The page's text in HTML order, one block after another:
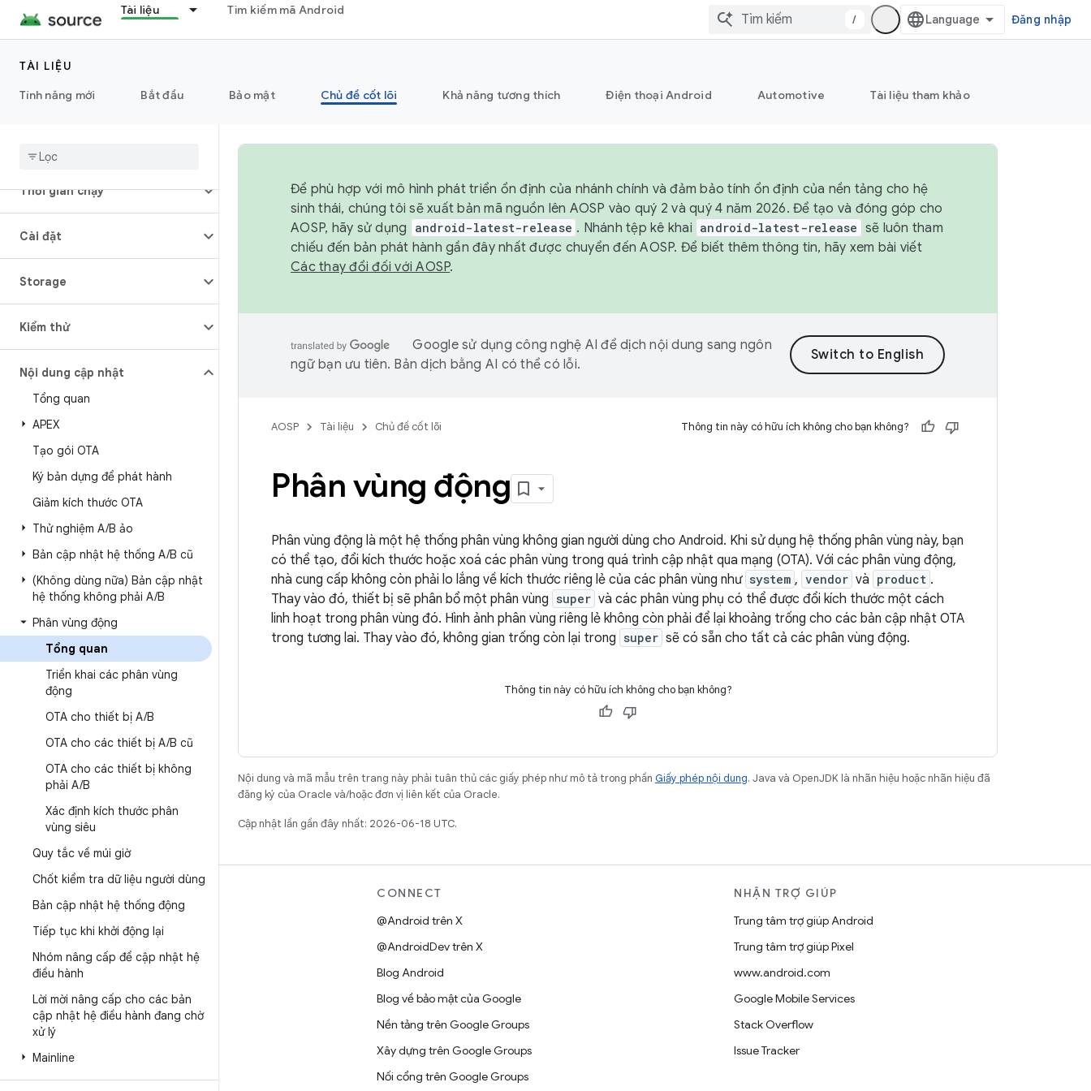
Tài liệu Tìm kiếm mã Android
/ Đăng nhập
TÀI LIỆU
Tính năng mới
Bắt đầu Bảo mật Chủ đề cốt lõi Khả năng tương thích Điện thoại Android Automotive Tài liệu tham khảo
Nội dung nghe nhìn
Quyền
Thời gian chạy
Cài đặt
Storage
Kiểm thử
Nội dung cập nhật
Tổng quan
APEX
Tạo gói OTA
Ký bản dựng để phát hành
Giảm kích thước OTA
Thử nghiệm A/B ảo
Bản cập nhật hệ thống A/B cũ
(Không dùng nữa) Bản cập nhật
hệ thống không phải A/B
Phân vùng động
Tổng quan
Triển khai các phân vùng
động
OTA cho thiết bị A/B
OTA cho các thiết bị A/B cũ
OTA cho các thiết bị không
phải A/B
Xác định kích thước phân
vùng siêu
Quy tắc về múi giờ
Chốt kiểm tra dữ liệu người dùng
Bản cập nhật hệ thống động
Tiếp tục khi khởi động lại
Nhóm nâng cấp để cập nhật hệ
điều hành
Lời mời nâng cấp cho các bản
cập nhật hệ điều hành đang chờ
xử lý
Mainline
Để phù hợp với mô hình phát triển ổn định của nhánh chính và đảm bảo tính ổn định của nền tảng cho hệ
sinh thái, chúng tôi sẽ xuất bản mã nguồn lên AOSP vào quý 2 và quý 4 năm 2026. Để tạo và đóng góp cho
AOSP, hãy sử dụng
android-latest-release . Nhánh tệp kê khai android-latest-release sẽ luôn tham
chiếu đến bản phát hành gần đây nhất được chuyển đến AOSP. Để biết thêm thông tin, hãy xem bài viết
Các thay đổi đối với AOSP.
Google sử dụng công nghệ AI để dịch nội dung sang ngôn
ngữ bạn ưu tiên. Bản dịch bằng AI có thể có lỗi.
AOSP Tài liệu Chủ đề cốt lõi Thông tin này có hữu ích không cho bạn không?
Phân vùng động
Phân vùng động là một hệ thống phân vùng không gian người dùng cho Android. Khi sử dụng hệ thống phân vùng này, bạn
có thể tạo, đổi kích thước hoặc xoá các phân vùng trong quá trình cập nhật qua mạng (OTA). Với các phân vùng động,
nhà cung cấp không còn phải lo lắng về kích thước riêng lẻ của các phân vùng như system , vendor và product .
Thay vào đó, thiết bị sẽ phân bổ một phân vùng super và các phân vùng phụ có thể được đổi kích thước một cách
linh hoạt trong phân vùng đó. Hình ảnh phân vùng riêng lẻ không còn phải để lại khoảng trống cho các bản cập nhật OTA
trong tương lai. Thay vào đó, không gian trống còn lại trong super sẽ có sẵn cho tất cả các phân vùng động.
Thông tin này có hữu ích không cho bạn không?
Nội dung và mã mẫu trên trang này phải tuân thủ các giấy phép như mô tả trong phần Giấy phép nội dung. Java và OpenJDK là nhãn hiệu hoặc nhãn hiệu đã
đăng ký của Oracle và/hoặc đơn vị liên kết của Oracle.
Cập nhật lần gần đây nhất: 2026-06-18 UTC.
Cách tải mã xuống
Xem trước mã nhị phân
Phiên bản gốc
Tệp nhị phân của trình điều khiển
CONNECT
@Android trên X
@AndroidDev trên X
Blog Android
Blog về bảo mật của Google
Nền tảng trên Google Groups
Xây dựng trên Google Groups
Nối cổng trên Google Groups
NHẬN TRỢ GIÚP
Trung tâm trợ giúp Android
Trung tâm trợ giúp Pixel
www.android.com
Google Mobile Services
Stack Overflow
Issue Tracker